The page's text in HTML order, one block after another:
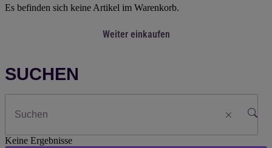
Es befinden sich keine Artikel im Warenkorb.
Weiter einkaufen
SUCHEN
Keine Ergebnisse